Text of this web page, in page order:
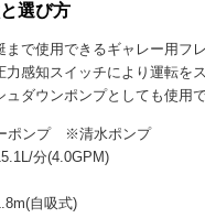
選び方
まで使用できるギャレー用フ
力感知スイッチにより運転を
ュダウンポンプとしても使用
ポンプ ※清水ポンプ
分(4.0GPM)
自吸式)